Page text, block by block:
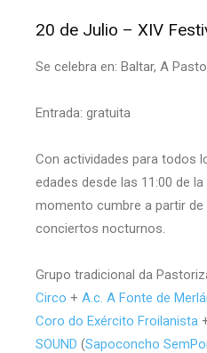
20 de Julio – XIV
Se celebra en: Baltar, A
Entrada: gratuita
Con actividades para todos
edades desde las 11:00 de
momento cumbre a partir
conciertos nocturnos.
Grupo tradicional da
Circo + A.c. A Fonte de
Coro do Exército Froilanista
SOUND (Sapoconcho